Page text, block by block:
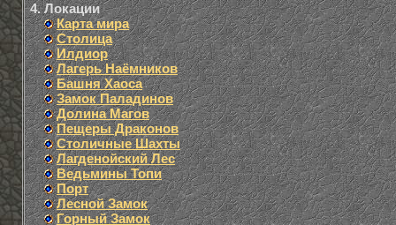
4. Локации
Карта мира
Столица
Илдиор
Лагерь Наёмников
Башня Хаоса
Замок Паладинов
Долина Магов
Пещеры Драконов
Столичные Шахты
Лагденойский Лес
Ведьмины Топи
Порт
Лесной Замок
Горный Замок